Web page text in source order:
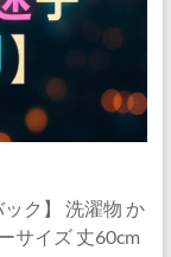
ク】 洗濯物 か
サイズ 丈60cm